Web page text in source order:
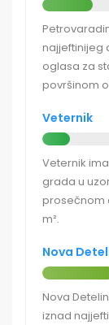
najjeftinijeg
oglasa za
površinom
Veternik
Veternik
grada u
prosečnom
m².
Nova
Nova
iznad